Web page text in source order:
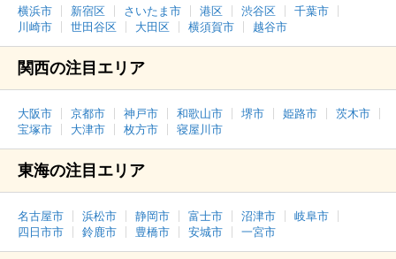
横浜市 新宿区 さいたま市 港区 渋谷区
千葉市
川崎市
世田谷区 大田区 横須賀市 越谷市
関西の注目エリア
大阪市 京都市 神戸市 和歌山市 堺市 姫路市
茨木市
宝塚市
大津市 枚方市 寝屋川市
東海の注目エリア
名古屋市 浜松市 静岡市 富士市 沼津市
岐阜市
四日市市
鈴鹿市 豊橋市 安城市 一宮市